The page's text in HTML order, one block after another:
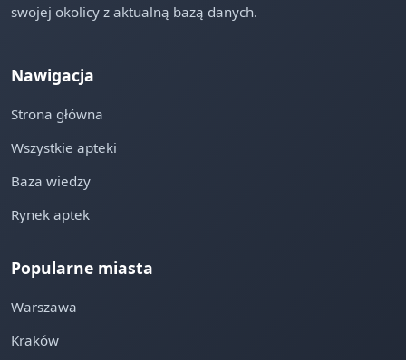
swojej okolicy z aktualną bazą danych.
Nawigacja
Strona główna
Wszystkie apteki
Baza wiedzy
Rynek aptek
Popularne miasta
Warszawa
Kraków